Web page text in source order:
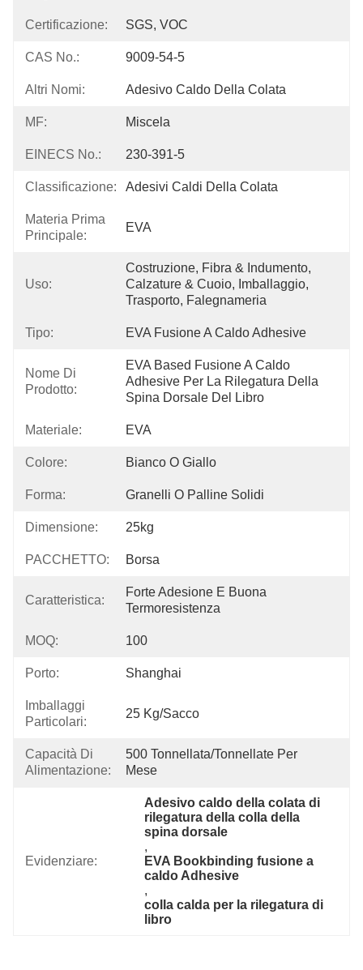
Certificazione: SGS, VOC
CAS No.: 9009-54-5
Altri Nomi: Adesivo Caldo Della Colata
MF: Miscela
EINECS No.: 230-391-5
Classificazione: Adesivi Caldi Della Colata
Materia Prima
Principale:
EVA
Uso:
Costruzione, Fibra & Indumento,
Calzature & Cuoio, Imballaggio,
Trasporto, Falegnameria
Tipo: EVA Fusione A Caldo Adhesive
Nome Di
Prodotto:
EVA Based Fusione A Caldo
Adhesive Per La Rilegatura Della
Spina Dorsale Del Libro
Materiale: EVA
Colore: Bianco O Giallo
Forma: Granelli O Palline Solidi
Dimensione: 25kg
PACCHETTO: Borsa
Caratteristica:
Forte Adesione E Buona
Termoresistenza
MOQ: 100
Porto: Shanghai
Imballaggi
Particolari:
25 Kg/sacco
Capacità Di
Alimentazione:
500 Tonnellata/tonnellate Per
Mese
Evidenziare:
Adesivo caldo della colata di
rilegatura della colla della
spina dorsale
,
EVA Bookbinding fusione a
caldo Adhesive
,
colla calda per la rilegatura di
libro